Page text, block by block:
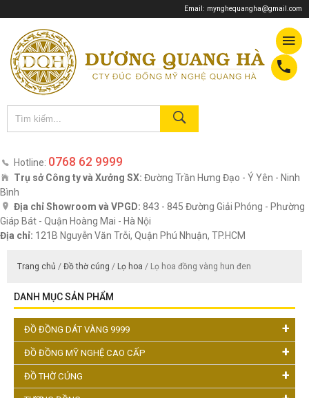
Email: mynghequangha@gmail.com
Hotline: 0768 62 9999
Trụ sở Công ty và Xưởng SX: Đường Trần Hưng Đạo - Ý Yên - Ninh
Bình
Địa chỉ Showroom và VPGD: 843 - 845 Đường Giải Phóng - Phường
Giáp Bát - Quận Hoàng Mai - Hà Nội
Địa chỉ: 121B Nguyễn Văn Trỗi, Quận Phú Nhuận, TP.HCM
Trang chủ / Đồ thờ cúng / Lọ hoa / Lọ hoa đồng vàng hun đen
DANH MỤC SẢN PHẨM
ĐỒ ĐỒNG DÁT VÀNG 9999
ĐỒ ĐỒNG MỸ NGHỆ CAO CẤP
ĐỒ THỜ CÚNG